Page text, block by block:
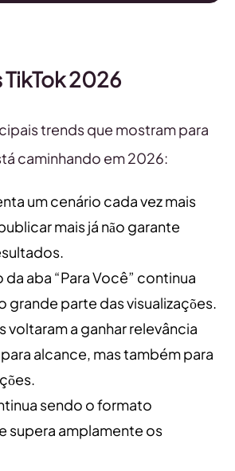
2026
trends que mostram para
caminhando em 2026:
um cenário cada vez mais
mais já não garante
aba “Para Você” continua
grande parte das visualizações.
voltaram a ganhar relevância
alcance, mas também para
sendo o formato
supera amplamente os